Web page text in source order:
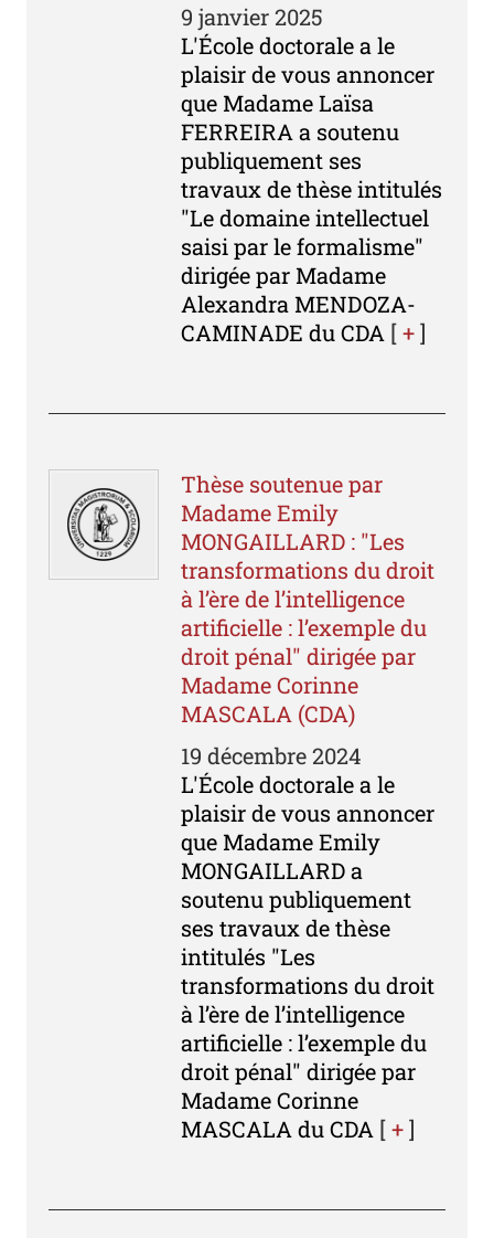
9 janvier 2025
L'École doctorale a le
plaisir de vous annoncer
que Madame Laïsa
FERREIRA a soutenu
publiquement ses
travaux de thèse intitulés
"Le domaine intellectuel
saisi par le formalisme"
dirigée par Madame
Alexandra MENDOZA-
CAMINADE du CDA [+]
Thèse soutenue par
Madame Emily
MONGAILLARD : "Les
transformations du droit
à l’ère de l’intelligence
artificielle : l’exemple du
droit pénal" dirigée par
Madame Corinne
MASCALA (CDA)
19 décembre 2024
L'École doctorale a le
plaisir de vous annoncer
que Madame Emily
MONGAILLARD a
soutenu publiquement
ses travaux de thèse
intitulés "Les
transformations du droit
à l’ère de l’intelligence
artificielle : l’exemple du
droit pénal" dirigée par
Madame Corinne
MASCALA du CDA [+]